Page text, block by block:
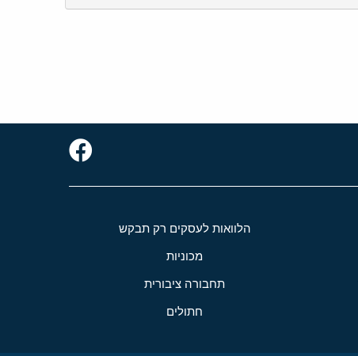
הלוואות לעסקים רק תבקש
מכוניות
תחבורה ציבורית
חתולים